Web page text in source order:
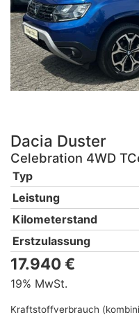
Dacia Duster
Celebration 4WD
Typ
Leistung
Kilometerstand
Erstzulassung
17.940 €
19% MwSt.
Kraftstoffverbrauch